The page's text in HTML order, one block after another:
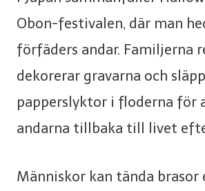
Obon-festivalen, där man
förfäders andar. Familjerna
dekorerar gravarna och
papperslyktor i floderna för
andarna tillbaka till livet
Människor kan tända